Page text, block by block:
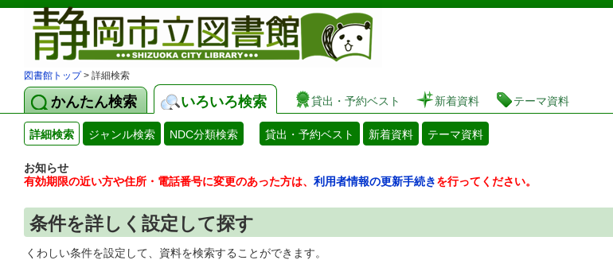
図書館 蔵書検索・予約システム
図書館トップ> 詳細検索
かんたん検索 いろいろ検索 貸出・予約ベスト 新着資料 テーマ資料
詳細検索 ジャンル検索 NDC分類検索 貸出・予約ベスト 新着資料 テーマ資料
お知らせ
有効期限の近い方や住所・電話番号に変更のあった方は、 利用者情報の更新手続きを行ってください。
条件を詳しく設定して探す
くわしい条件を設定して、資料を検索することができます。